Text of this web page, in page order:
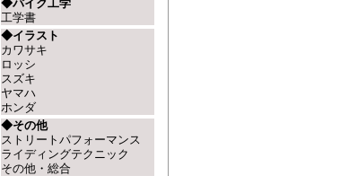
◆バイク工学
工学書
◆イラスト
カワサキ
ロッシ
スズキ
ヤマハ
ホンダ
◆その他
ストリートパフォーマンス
ライディングテクニック
その他・総合